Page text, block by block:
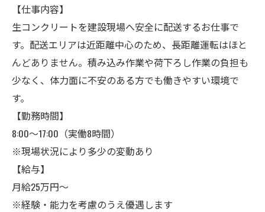
【仕事内容】
生コンクリートを建設現場へ安全に配送するお仕事で
す。配送エリアは近距離中心のため、長距離運転はほと
んどありません。積み込み作業や荷下ろし作業の負担も
少なく、体力面に不安のある方でも働きやすい環境で
す。
【勤務時間】
8:00～17:00（実働8時間）
※現場状況により多少の変動あり
【給与】
月給25万円～
※経験・能力を考慮のうえ優遇します